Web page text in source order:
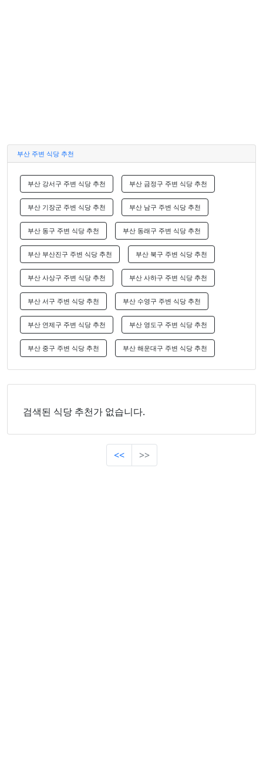
부산 주변 식당 추천
부산 강서구 주변 식당 추천 부산 금정구 주변 식당 추천
부산 기장군 주변 식당 추천 부산 남구 주변 식당 추천
부산 동구 주변 식당 추천 부산 동래구 주변 식당 추천
부산 부산진구 주변 식당 추천 부산 북구 주변 식당 추천
부산 사상구 주변 식당 추천 부산 사하구 주변 식당 추천
부산 서구 주변 식당 추천 부산 수영구 주변 식당 추천
부산 연제구 주변 식당 추천 부산 영도구 주변 식당 추천
부산 중구 주변 식당 추천 부산 해운대구 주변 식당 추천
검색된 식당 추천가 없습니다.
<< >>